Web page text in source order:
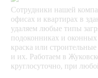
Сотрудники нашей
офисах и квартирах в
удаляем любые типы
подоконниках и оконных
краска или
и их. Работаем в
круглосуточно, при